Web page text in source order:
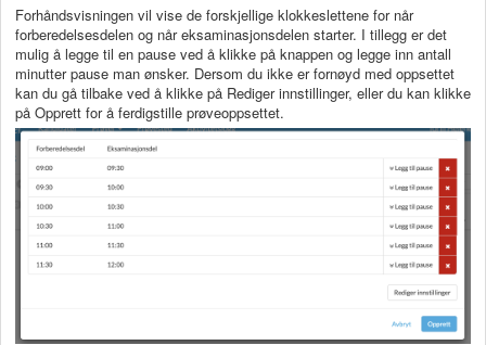
Forhåndsvisningen vil vise de forskjellige klokkeslettene for når
forberedelsesdelen og når eksaminasjonsdelen starter. I tillegg er det
mulig å legge til en pause ved å klikke på knappen og legge inn antall
minutter pause man ønsker. Dersom du ikke er fornøyd med oppsettet
kan du gå tilbake ved å klikke på Rediger innstillinger, eller du kan klikke
på Opprett for å ferdigstille prøveoppsettet.